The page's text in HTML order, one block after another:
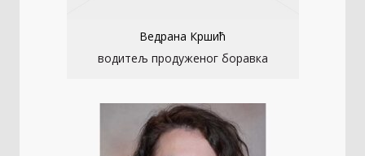
Ведрана Кршић
водитељ продуженог боравка